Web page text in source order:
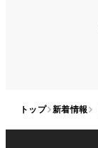
トップ 新着情報